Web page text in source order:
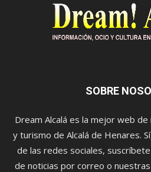
SOBRE
Dream Alcalá es la mejor web
y turismo de Alcalá de Henares.
de las redes sociales,
de noticias por correo o